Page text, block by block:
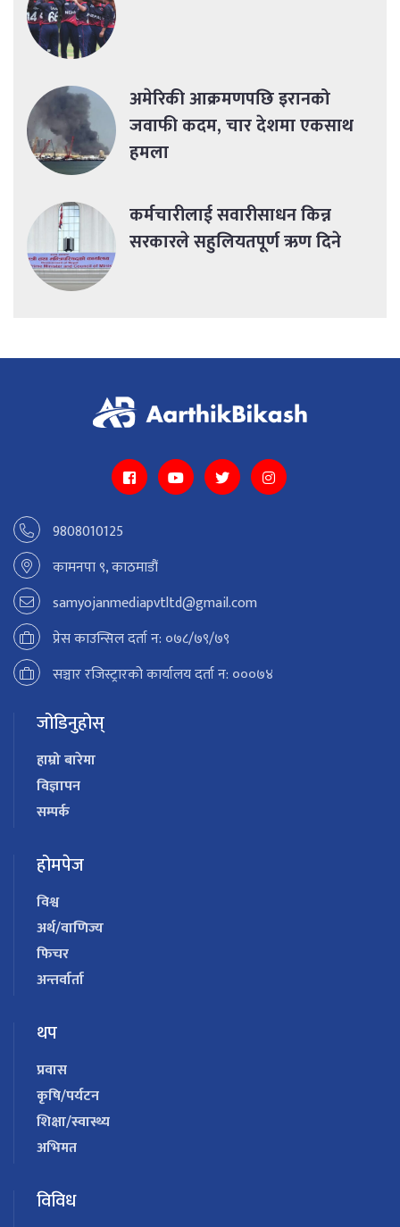
अमेरिकी आक्रमणपछि इरानको
जवाफी कदम, चार देशमा एकसाथ
हमला
कर्मचारीलाई सवारीसाधन किन्न
सरकारले सहुलियतपूर्ण ऋण दिने
9808010125
कामनपा ९, काठमाडौं
samyojanmediapvtltd@gmail.com
प्रेस काउन्सिल दर्ता न: ०७८/७९/७९
सञ्चार रजिस्ट्रारको कार्यालय दर्ता न: ०००७४
जोडिनुहोस्
हाम्रो बारेमा
विज्ञापन
सम्पर्क
होमपेज
विश्व
अर्थ/वाणिज्य
फिचर
अन्तर्वार्ता
थप
प्रवास
कृषि/पर्यटन
शिक्षा/स्वास्थ्य
अभिमत
विविध